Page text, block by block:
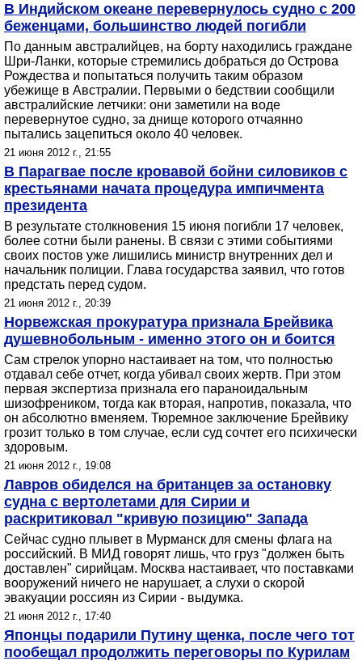
В Индийском океане перевернулось судно с 200
беженцами, большинство людей погибли
По данным австралийцев, на борту находились граждане
Шри-Ланки, которые стремились добраться до Острова
Рождества и попытаться получить таким образом
убежище в Австралии. Первыми о бедствии сообщили
австралийские летчики: они заметили на воде
перевернутое судно, за днище которого отчаянно
пытались зацепиться около 40 человек.
21 июня 2012 г., 21:55
В Парагвае после кровавой бойни силовиков с
крестьянами начата процедура импичмента
президента
В результате столкновения 15 июня погибли 17 человек,
более сотни были ранены. В связи с этими событиями
своих постов уже лишились министр внутренних дел и
начальник полиции. Глава государства заявил, что готов
предстать перед судом.
21 июня 2012 г., 20:39
Норвежская прокуратура признала Брейвика
душевнобольным - именно этого он и боится
Сам стрелок упорно настаивает на том, что полностью
отдавал себе отчет, когда убивал своих жертв. При этом
первая экспертиза признала его параноидальным
шизофреником, тогда как вторая, напротив, показала, что
он абсолютно вменяем. Тюремное заключение Брейвику
грозит только в том случае, если суд сочтет его психически
здоровым.
21 июня 2012 г., 19:08
Лавров обиделся на британцев за остановку
судна с вертолетами для Сирии и
раскритиковал "кривую позицию" Запада
Сейчас судно плывет в Мурманск для смены флага на
российский. В МИД говорят лишь, что груз "должен быть
доставлен" сирийцам. Москва настаивает, что поставками
вооружений ничего не нарушает, а слухи о скорой
эвакуации россиян из Сирии - выдумка.
21 июня 2012 г., 17:40
Японцы подарили Путину щенка, после чего тот
пообещал продолжить переговоры по Курилам